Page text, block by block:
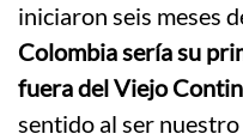
iniciaron seis meses
Colombia sería su
fuera del Viejo
sentido al ser nuestro